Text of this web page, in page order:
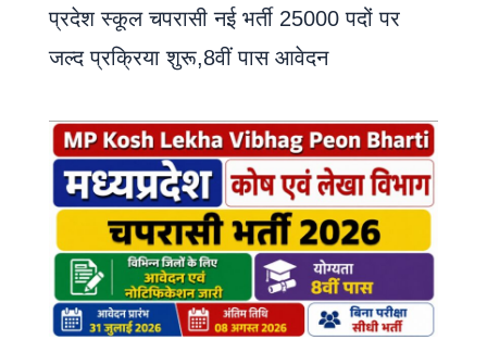
प्रदेश स्कूल चपरासी नई भर्ती 25000 पदों पर
जल्द प्रक्रिया शुरू,8वीं पास आवेदन